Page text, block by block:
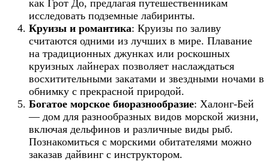
как Грот До, предлагая путешественникам
исследовать подземные лабиринты.
Круизы и романтика: Круизы по заливу
считаются одними из лучших в мире. Плавание
на традиционных джунках или роскошных
круизных лайнерах позволяет наслаждаться
восхитительными закатами и звездными ночами в
обнимку с прекрасной природой.
Богатое морское биоразнообразие: Халонг-Бей
— дом для разнообразных видов морской жизни,
включая дельфинов и различные виды рыб.
Познакомиться с морскими обитателями можно
заказав дайвинг с инструктором.